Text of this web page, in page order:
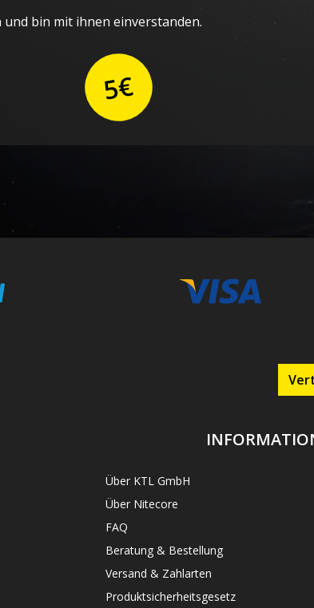
und bin mit ihnen einverstanden.
5€
Über KTL GmbH
Über Nitecore
FAQ
Beratung & Bestellung
Versand & Zahlarten
Produktsicherheitsgesetz